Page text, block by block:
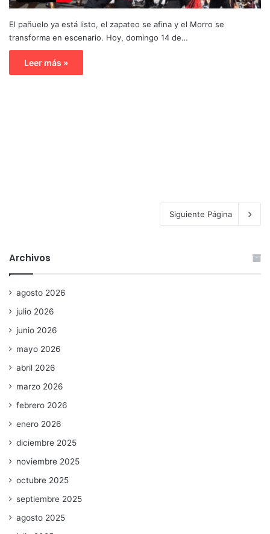
El pañuelo ya está listo, el zapateo se afina y el Morro se
transforma en escenario. Hoy, domingo 14 de…
Leer más »
Siguiente Página
Archivos
agosto 2026
julio 2026
junio 2026
mayo 2026
abril 2026
marzo 2026
febrero 2026
enero 2026
diciembre 2025
noviembre 2025
octubre 2025
septiembre 2025
agosto 2025